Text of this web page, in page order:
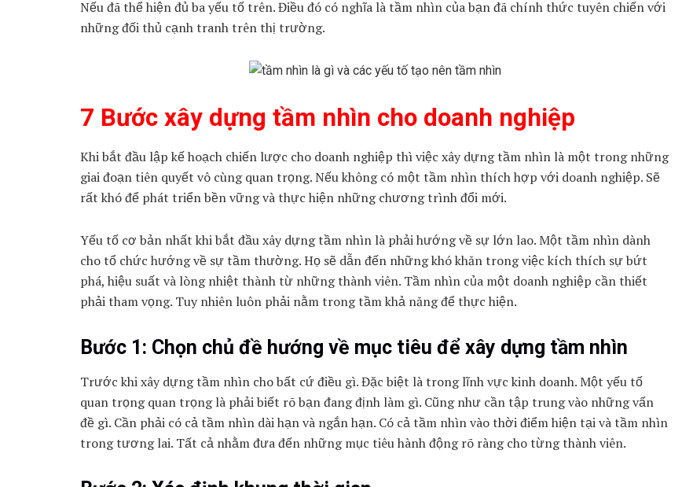
Nếu đã thể hiện đủ ba yếu tố trên. Điều đó có nghĩa là tầm nhìn của bạn đã chính thức tuyên chiến với
những đối thủ cạnh tranh trên thị trường.
7 Bước xây dựng tầm nhìn cho doanh nghiệp
Khi bắt đầu lập kế hoạch chiến lược cho doanh nghiệp thì việc xây dựng tầm nhìn là một trong những
giai đoạn tiên quyết vô cùng quan trọng. Nếu không có một tầm nhìn thích hợp với doanh nghiệp. Sẽ
rất khó để phát triển bền vững và thực hiện những chương trình đổi mới.
Yếu tố cơ bản nhất khi bắt đầu xây dựng tầm nhìn là phải hướng về sự lớn lao. Một tầm nhìn dành
cho tổ chức hướng về sự tầm thường. Họ sẽ dẫn đến những khó khăn trong việc kích thích sự bứt
phá, hiệu suất và lòng nhiệt thành từ những thành viên. Tầm nhìn của một doanh nghiệp cần thiết
phải tham vọng. Tuy nhiên luôn phải nằm trong tầm khả năng để thực hiện.
Bước 1: Chọn chủ đề hướng về mục tiêu để xây dựng tầm nhìn
Trước khi xây dựng tầm nhìn cho bất cứ điều gì. Đặc biệt là trong lĩnh vực kinh doanh. Một yếu tố
quan trọng quan trọng là phải biết rõ bạn đang định làm gì. Cũng như cần tập trung vào những vấn
đề gì. Cần phải có cả tầm nhìn dài hạn và ngắn hạn. Có cả tầm nhìn vào thời điểm hiện tại và tầm nhìn
trong tương lai. Tất cả nhằm đưa đến những mục tiêu hành động rõ ràng cho từng thành viên.